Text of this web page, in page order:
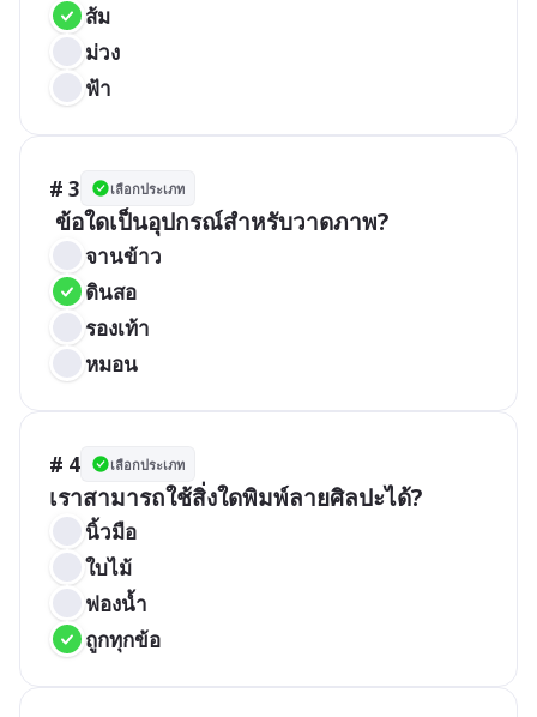
ส้ม
ม่วง
ฟ้า
# 3 เลือกประเภท
ข้อใดเป็นอุปกรณ์สำหรับวาดภาพ?
จานข้าว
ดินสอ
รองเท้า
หมอน
# 4 เลือกประเภท
เราสามารถใช้สิ่งใดพิมพ์ลายศิลปะได้?
นิ้วมือ
ใบไม้
ฟองน้ำ
ถูกทุกข้อ